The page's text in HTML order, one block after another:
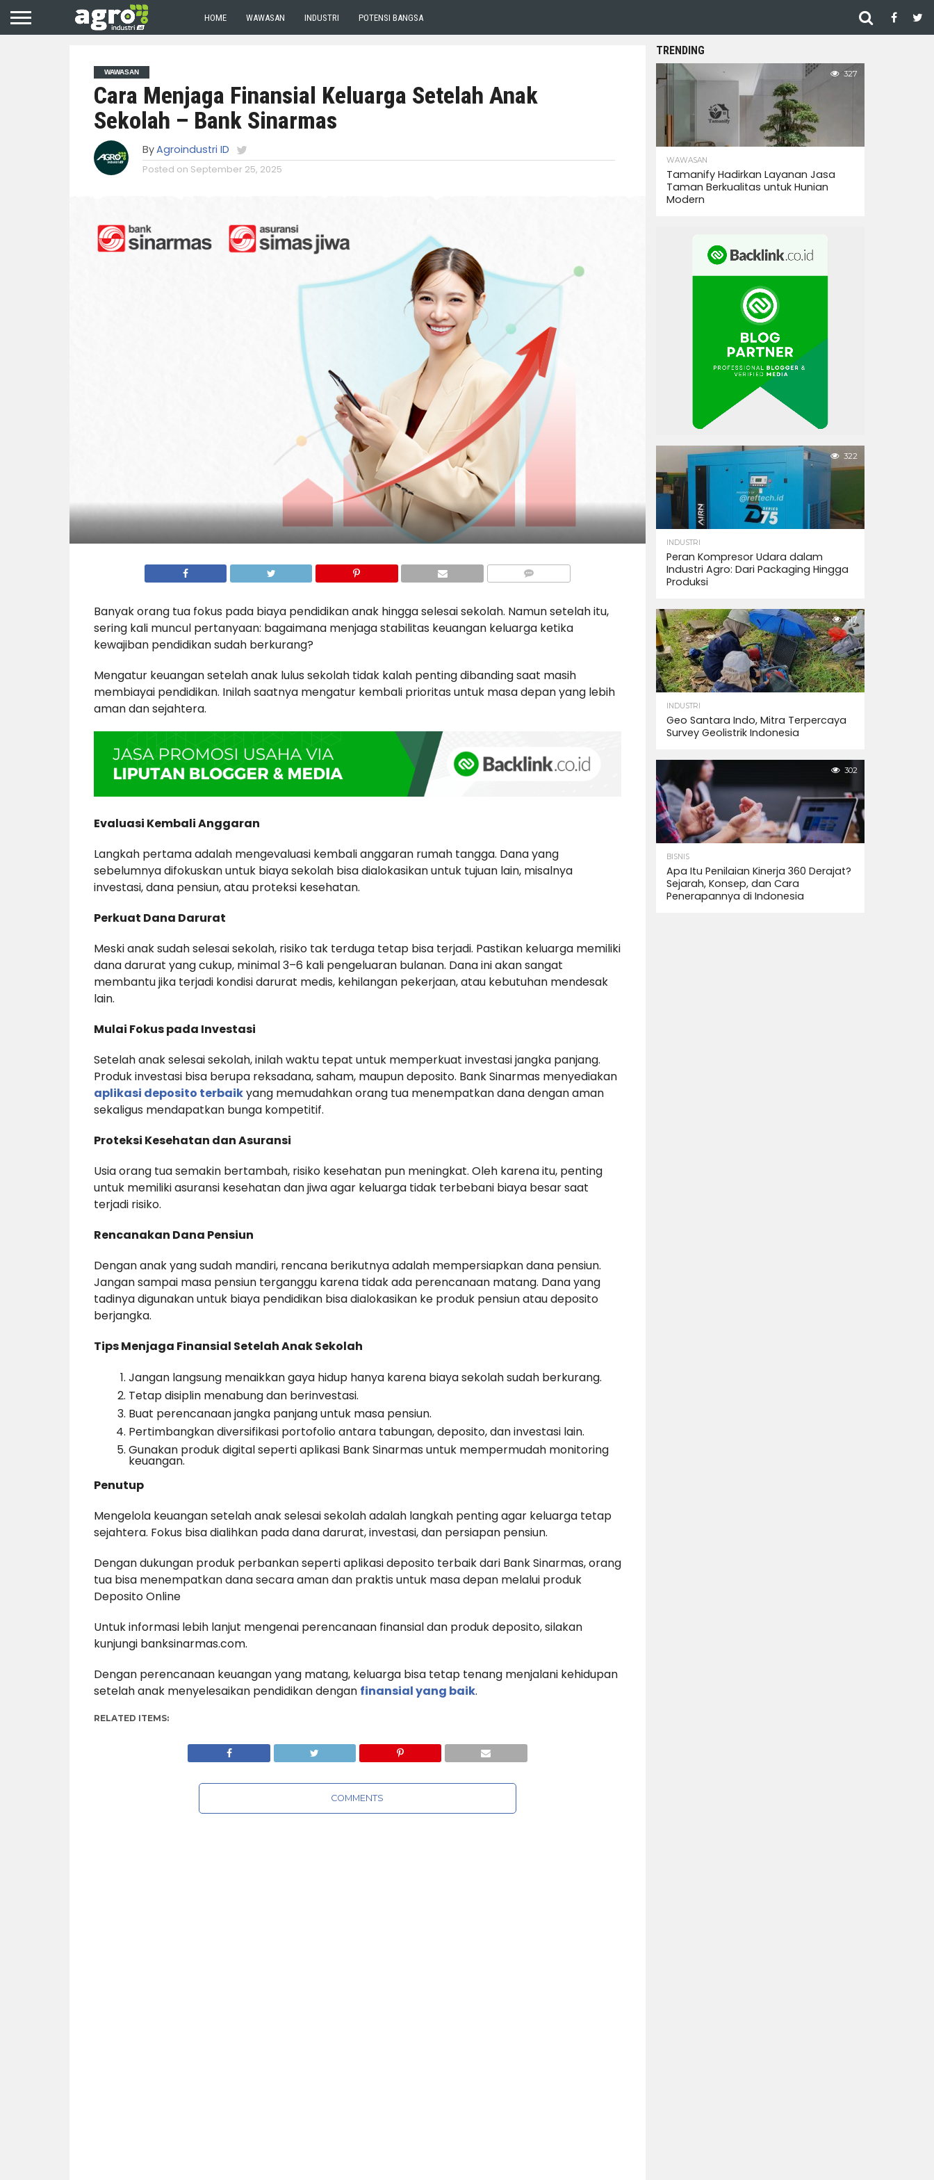
HOME WAWASAN INDUSTRI POTENSI BANGSA
WAWASAN
Cara Menjaga Finansial Keluarga Setelah Anak
Sekolah – Bank Sinarmas
ByAgroindustri ID
Posted on September 25, 2025
Banyak orang tua fokus pada biaya pendidikan anak hingga selesai sekolah. Namun setelah itu,
sering kali muncul pertanyaan: bagaimana menjaga stabilitas keuangan keluarga ketika
kewajiban pendidikan sudah berkurang?
Mengatur keuangan setelah anak lulus sekolah tidak kalah penting dibanding saat masih
membiayai pendidikan. Inilah saatnya mengatur kembali prioritas untuk masa depan yang lebih
aman dan sejahtera.
Evaluasi Kembali Anggaran
Langkah pertama adalah mengevaluasi kembali anggaran rumah tangga. Dana yang
sebelumnya difokuskan untuk biaya sekolah bisa dialokasikan untuk tujuan lain, misalnya
investasi, dana pensiun, atau proteksi kesehatan.
Perkuat Dana Darurat
Meski anak sudah selesai sekolah, risiko tak terduga tetap bisa terjadi. Pastikan keluarga memiliki
dana darurat yang cukup, minimal 3–6 kali pengeluaran bulanan. Dana ini akan sangat
membantu jika terjadi kondisi darurat medis, kehilangan pekerjaan, atau kebutuhan mendesak
lain.
Mulai Fokus pada Investasi
Setelah anak selesai sekolah, inilah waktu tepat untuk memperkuat investasi jangka panjang.
Produk investasi bisa berupa reksadana, saham, maupun deposito. Bank Sinarmas menyediakan
aplikasi deposito terbaikyang memudahkan orang tua menempatkan dana dengan aman
sekaligus mendapatkan bunga kompetitif.
Proteksi Kesehatan dan Asuransi
Usia orang tua semakin bertambah, risiko kesehatan pun meningkat. Oleh karena itu, penting
untuk memiliki asuransi kesehatan dan jiwa agar keluarga tidak terbebani biaya besar saat
terjadi risiko.
Rencanakan Dana Pensiun
Dengan anak yang sudah mandiri, rencana berikutnya adalah mempersiapkan dana pensiun.
Jangan sampai masa pensiun terganggu karena tidak ada perencanaan matang. Dana yang
tadinya digunakan untuk biaya pendidikan bisa dialokasikan ke produk pensiun atau deposito
berjangka.
Tips Menjaga Finansial Setelah Anak Sekolah
Jangan langsung menaikkan gaya hidup hanya karena biaya sekolah sudah berkurang.
Tetap disiplin menabung dan berinvestasi.
Buat perencanaan jangka panjang untuk masa pensiun.
Pertimbangkan diversifikasi portofolio antara tabungan, deposito, dan investasi lain.
Gunakan produk digital seperti aplikasi Bank Sinarmas untuk mempermudah monitoring
keuangan.
Penutup
Mengelola keuangan setelah anak selesai sekolah adalah langkah penting agar keluarga tetap
sejahtera. Fokus bisa dialihkan pada dana darurat, investasi, dan persiapan pensiun.
Dengan dukungan produk perbankan seperti aplikasi deposito terbaik dari Bank Sinarmas, orang
tua bisa menempatkan dana secara aman dan praktis untuk masa depan melalui produk
Deposito Online
Untuk informasi lebih lanjut mengenai perencanaan finansial dan produk deposito, silakan
kunjungi banksinarmas.com.
Dengan perencanaan keuangan yang matang, keluarga bisa tetap tenang menjalani kehidupan
setelah anak menyelesaikan pendidikan dengan finansial yang baik.
RELATED ITEMS:
COMMENTS
TRENDING
327
WAWASAN
Tamanify Hadirkan Layanan Jasa
Taman Berkualitas untuk Hunian
Modern
322
INDUSTRI
Peran Kompresor Udara dalam
Industri Agro: Dari Packaging Hingga
Produksi
317
INDUSTRI
Geo Santara Indo, Mitra Terpercaya
Survey Geolistrik Indonesia
302
BISNIS
Apa Itu Penilaian Kinerja 360 Derajat?
Sejarah, Konsep, dan Cara
Penerapannya di Indonesia